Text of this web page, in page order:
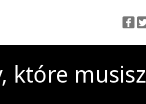
które musisz